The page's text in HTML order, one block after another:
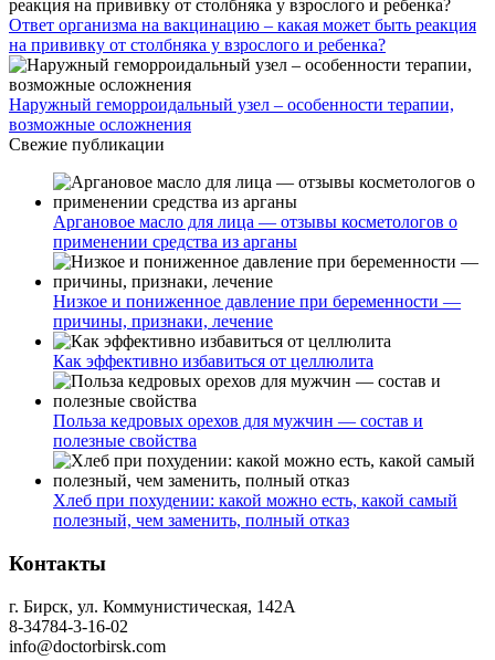
Ответ организма на вакцинацию – какая может быть реакция
на прививку от столбняка у взрослого и ребенка?
Наружный геморроидальный узел – особенности терапии,
возможные осложнения
Свежие публикации
Аргановое масло для лица — отзывы косметологов о
применении средства из арганы
Низкое и пониженное давление при беременности —
причины, признаки, лечение
Как эффективно избавиться от целлюлита
Польза кедровых орехов для мужчин — состав и
полезные свойства
Хлеб при похудении: какой можно есть, какой самый
полезный, чем заменить, полный отказ
Контакты
г. Бирск, ул. Коммунистическая, 142А
8-34784-3-16-02
info@doctorbirsk.com